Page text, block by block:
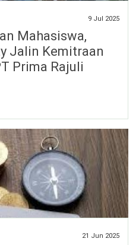
9 Jul 2025
Mahasiswa,
Jalin Kemitraan
Prima Rajuli
21 Jun 2025